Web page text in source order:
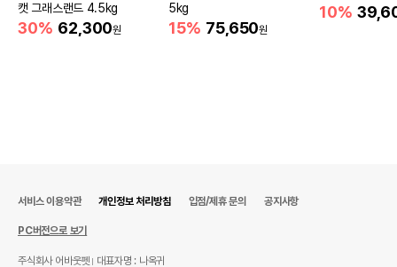
캣 그래스랜드 4.5kg
30% 62,300원
5kg
15% 75,650원
10%
서비스 이용약관 개인정보 처리방침 입점/제휴 문의 공지사항
PC버전으로 보기
주식회사 어바웃펫 대표자명 : 나옥귀